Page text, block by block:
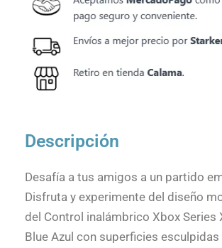
Descripción
Desafía a tus amigos a un partido
Disfruta y experimente del diseño
del Control inalámbrico Xbox Series
Blue Azul con superficies esculpidas